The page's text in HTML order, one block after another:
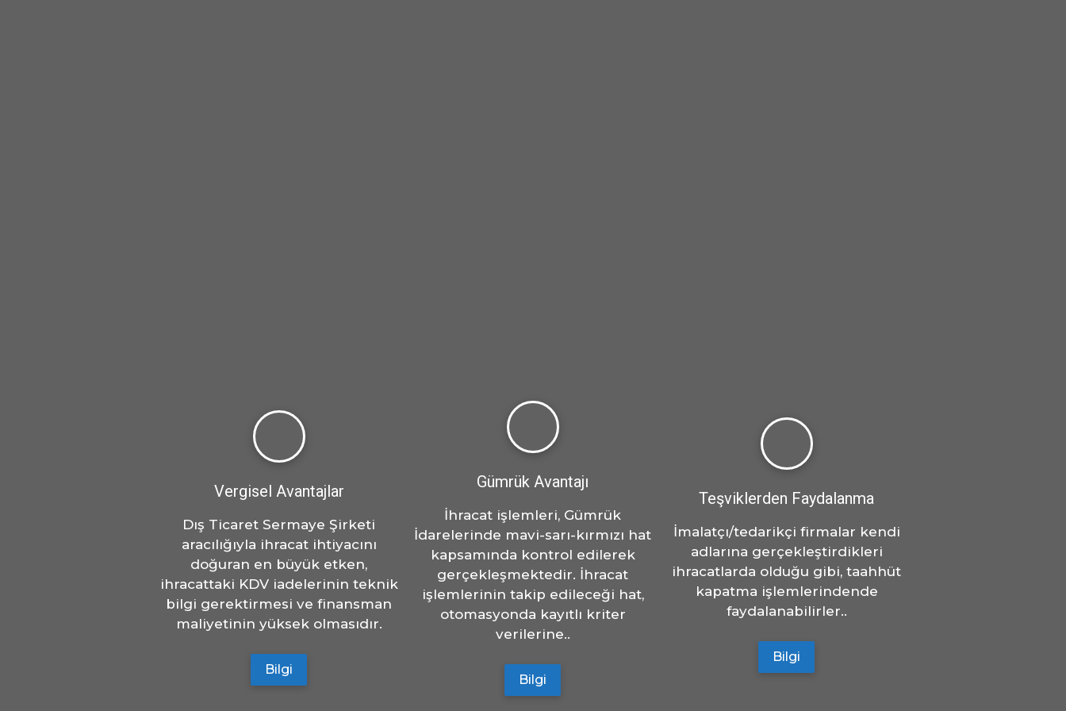
Vergisel Avantajlar
Dış Ticaret Sermaye Şirketi
aracılığıyla ihracat ihtiyacını
doğuran en büyük etken,
ihracattaki KDV iadelerinin teknik
bilgi gerektirmesi ve finansman
maliyetinin yüksek olmasıdır.
Bilgi
Gümrük Avantajı
İhracat işlemleri, Gümrük
İdarelerinde mavi-sarı-kırmızı hat
kapsamında kontrol edilerek
gerçekleşmektedir. İhracat
işlemlerinin takip edileceği hat,
otomasyonda kayıtlı kriter
verilerine..
Bilgi
Teşviklerden Faydalanma
İmalatçı/tedarikçi firmalar kendi
adlarına gerçekleştirdikleri
ihracatlarda olduğu gibi, taahhüt
kapatma işlemlerindende
faydalanabilirler..
Bilgi